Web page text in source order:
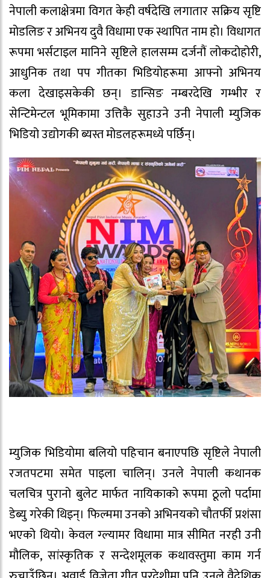
नेपाली कलाक्षेत्रमा विगत केही वर्षदेखि लगातार सक्रिय सृष्टि
मोडलिङ र अभिनय दुवै विधामा एक स्थापित नाम हो। विधागत
रूपमा भर्सटाइल मानिने सृष्टिले हालसम्म दर्जनौं लोकदोहोरी,
आधुनिक तथा पप गीतका भिडियोहरूमा आफ्नो अभिनय
कला देखाइसकेकी छन्। डान्सिङ नम्बरदेखि गम्भीर र
सेन्टिमेन्टल भूमिकामा उत्तिकै सुहाउने उनी नेपाली म्युजिक
भिडियो उद्योगकी ब्यस्त मोडलहरूमध्ये पर्छिन्।
म्युजिक भिडियोमा बलियो पहिचान बनाएपछि सृष्टिले नेपाली
रजतपटमा समेत पाइला चालिन्। उनले नेपाली कथानक
चलचित्र पुरानो बुलेट मार्फत नायिकाको रूपमा ठूलो पर्दामा
डेब्यु गरेकी थिइन्। फिल्ममा उनको अभिनयको चौतर्फी प्रशंसा
भएको थियो। केवल ग्ल्यामर विधामा मात्र सीमित नरही उनी
मौलिक, सांस्कृतिक र सन्देशमूलक कथावस्तुमा काम गर्न